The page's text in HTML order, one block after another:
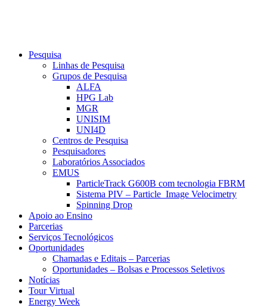
Pesquisa
Linhas de Pesquisa
Grupos de Pesquisa
ALFA
HPG Lab
MGR
UNISIM
UNI4D
Centros de Pesquisa
Pesquisadores
Laboratórios Associados
EMUS
ParticleTrack G600B com tecnologia FBRM
Sistema PIV – Particle Image Velocimetry
Spinning Drop
Apoio ao Ensino
Parcerias
Serviços Tecnológicos
Oportunidades
Chamadas e Editais – Parcerias
Oportunidades – Bolsas e Processos Seletivos
Notícias
Tour Virtual
Energy Week